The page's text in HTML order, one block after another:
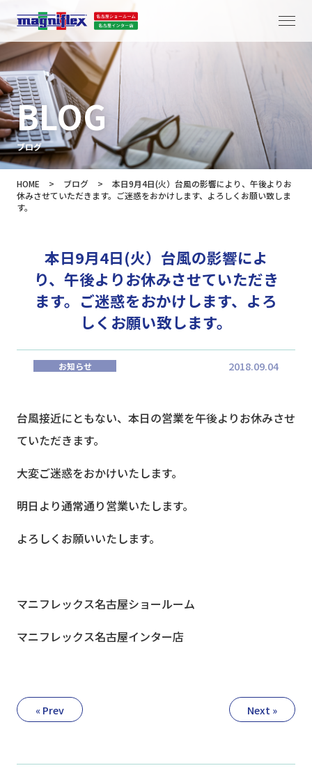
BLOG
ブログ
HOME > ブログ >
本日9月4日(火）台風の影響により、午後よりお
休みさせていただきます。ご迷惑をおかけします、よろしくお願い致しま
す。
本日9月4日(火）台風の影響によ
り、午後よりお休みさせていただき
ます。ご迷惑をおかけします、よろ
しくお願い致します。
お知らせ 2018.09.04
台風接近にともない、本日の営業を午後よりお休みさせ
ていただきます。
大変ご迷惑をおかけいたします。
明日より通常通り営業いたします。
よろしくお願いいたします。
マニフレックス名古屋ショールーム
マニフレックス名古屋インター店
« Prev Next »